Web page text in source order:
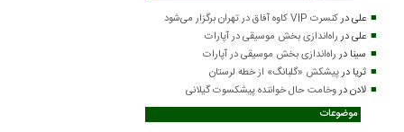
علیدرکنسرت VIP کاوه آفاق در تهران برگزار می‌شود
علیدرراه‌اندازی بخش موسیقی در آپارات
سینا درراه‌اندازی بخش موسیقی در آپارات
ثریا درپیشکش «گلبانگ» از خطه لرستان
لادندروخامت حال خواننده پیشکسوت گیلانی
موضوعات